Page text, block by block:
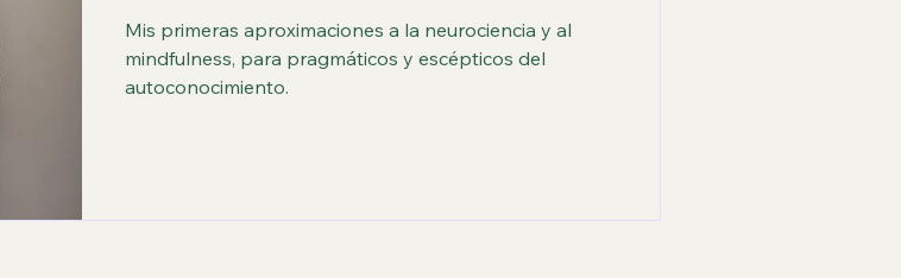
Mis primeras aproximaciones a la neurociencia y al
mindfulness, para pragmáticos y escépticos del
autoconocimiento.